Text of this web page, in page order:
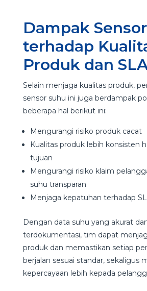
Dampak
terhadap
Produk dan
Selain menjaga kualitas produk,
sensor suhu ini juga berdampak
beberapa hal berikut ini:
Mengurangi risiko produk cacat
Kualitas produk lebih konsisten
tujuan
Mengurangi risiko klaim
suhu transparan
Menjaga kepatuhan terhadap
Dengan data suhu yang akurat
terdokumentasi, tim dapat
produk dan memastikan setiap
berjalan sesuai standar, sekaligus
kepercayaan lebih kepada